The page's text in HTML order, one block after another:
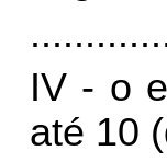
IV - o
até 10